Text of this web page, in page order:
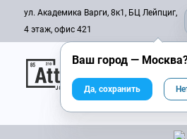
ул. Академика Варги, 8к1, БЦ Лейпциг,
4 этаж, офис 421
Онлайн-журнал
Ваш город — Москва
Да, сохранить